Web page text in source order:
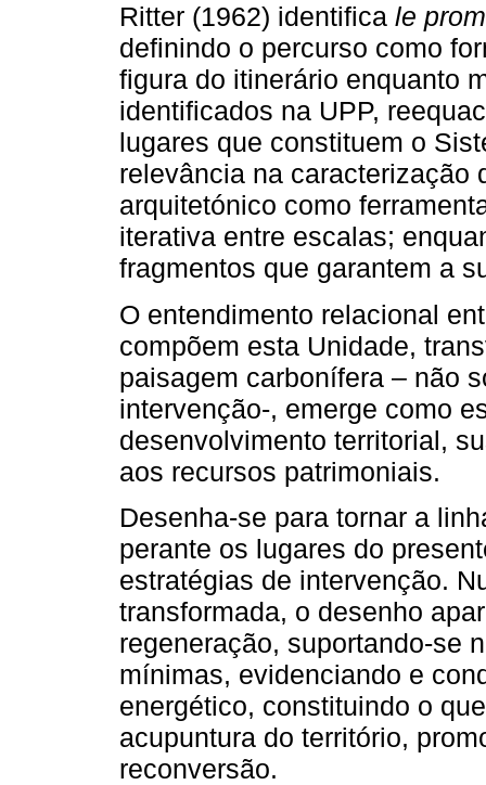
Ritter (1962) identifica le
definindo o percurso como
figura do itinerário enquanto
identificados na UPP,
lugares que constituem o
relevância na caracterização
arquitetónico como
iterativa entre escalas;
fragmentos que garantem a
O entendimento relacional
compõem esta Unidade,
paisagem carbonífera – não
intervenção-, emerge como
desenvolvimento territorial,
aos recursos patrimoniais.
Desenha-se para tornar a
perante os lugares do
estratégias de intervenção.
transformada, o desenho
regeneração, suportando-se
mínimas, evidenciando e
energético, constituindo o
acupuntura do território,
reconversão.